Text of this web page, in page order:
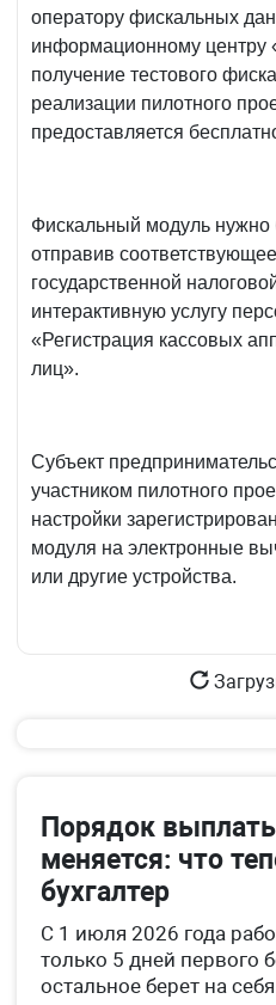
оператору фискальных
информационному центру
получение тестового
реализации пилотного
предоставляется
Фискальный модуль нужно
отправив
государственной
интерактивную услугу
«Регистрация кассовых
лиц».
Субъект
участником пилотного
настройки
модуля на электронные
или другие устройства.
Порядок
меняется: что
бухгалтер
С 1 июля 2026 года
только 5 дней первого
остальное берет на